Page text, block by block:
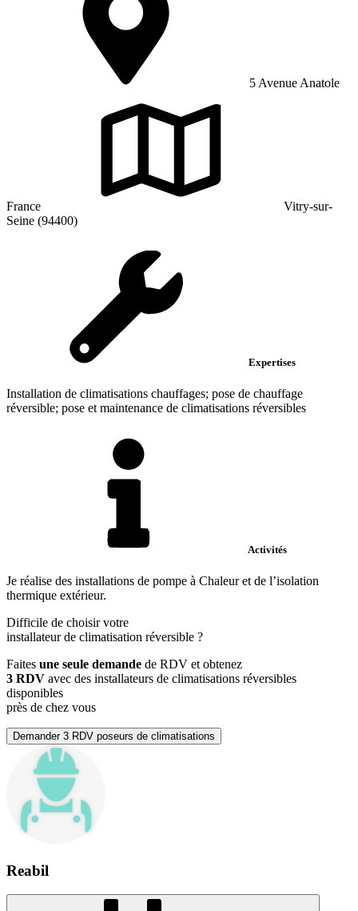
5 Avenue Anatole
France
Vitry-sur-
Seine (94400)
Expertises
Installation de climatisations chauffages; pose de chauffage
réversible; pose et maintenance de climatisations réversibles
Activités
Je réalise des installations de pompe à Chaleur et de l’isolation
thermique extérieur.
Difficile de choisir votre
installateur de climatisation réversible ?
Faites une seule demande de RDV et obtenez
3 RDV avec des installateurs de climatisations réversibles
disponibles
près de chez vous
Demander 3 RDV poseurs de climatisations
Reabil